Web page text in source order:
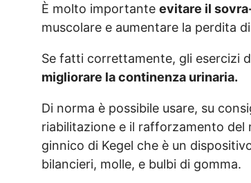
È molto importanteevitare il
muscolare e aumentare la perdita
Se fatti correttamente, gli esercizi
migliorare la continenza urinaria.
Di norma è possibile usare, su
riabilitazione e il rafforzamento del
ginnico di Kegel che è un
bilancieri, molle, e bulbi di gomma.